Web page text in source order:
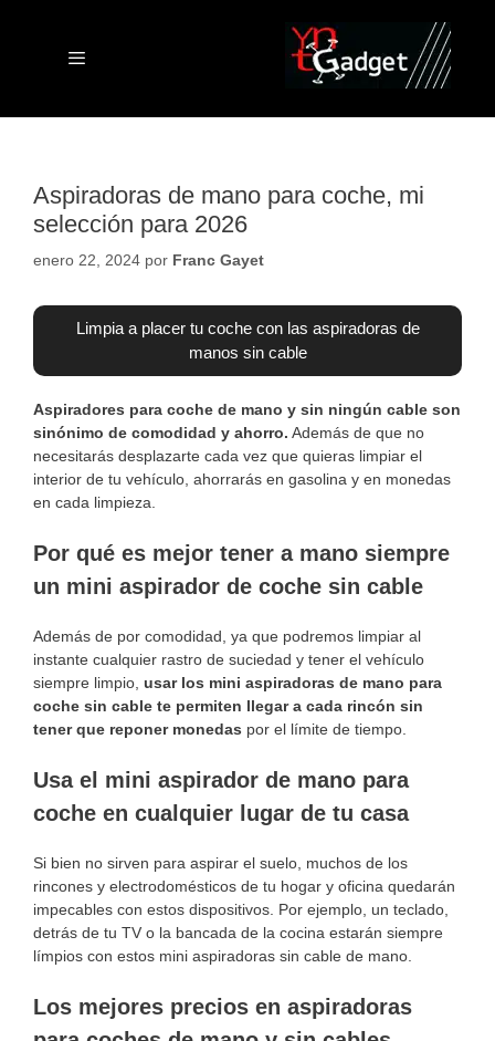
contenido
Menú
Aspiradoras de mano para coche, mi
selección para 2026
enero 22, 2024 por Franc Gayet
Limpia a placer tu coche con las aspiradoras de
manos sin cable
Aspiradores para coche de mano y sin ningún cable son
sinónimo de comodidad y ahorro. Además de que no
necesitarás desplazarte cada vez que quieras limpiar el
interior de tu vehículo, ahorrarás en gasolina y en monedas
en cada limpieza.
Por qué es mejor tener a mano siempre
un mini aspirador de coche sin cable
Además de por comodidad, ya que podremos limpiar al
instante cualquier rastro de suciedad y tener el vehículo
siempre limpio, usar los mini aspiradoras de mano para
coche sin cable te permiten llegar a cada rincón sin
tener que reponer monedas por el límite de tiempo.
Usa el mini aspirador de mano para
coche en cualquier lugar de tu casa
Si bien no sirven para aspirar el suelo, muchos de los
rincones y electrodomésticos de tu hogar y oficina quedarán
impecables con estos dispositivos. Por ejemplo, un teclado,
detrás de tu TV o la bancada de la cocina estarán siempre
límpios con estos mini aspiradoras sin cable de mano.
Los mejores precios en aspiradoras